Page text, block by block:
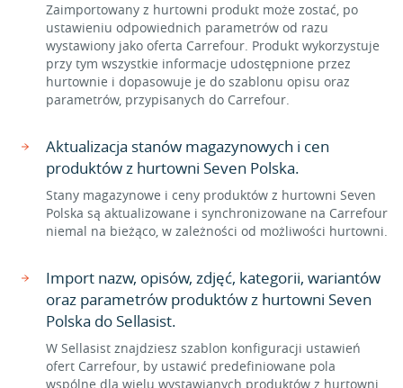
Zaimportowany z hurtowni produkt może zostać, po
ustawieniu odpowiednich parametrów od razu
wystawiony jako oferta Carrefour. Produkt wykorzystuje
przy tym wszystkie informacje udostępnione przez
hurtownie i dopasowuje je do szablonu opisu oraz
parametrów, przypisanych do Carrefour.
Aktualizacja stanów magazynowych i cen
produktów z hurtowni Seven Polska.
Stany magazynowe i ceny produktów z hurtowni Seven
Polska są aktualizowane i synchronizowane na Carrefour
niemal na bieżąco, w zależności od możliwości hurtowni.
Import nazw, opisów, zdjęć, kategorii, wariantów
oraz parametrów produktów z hurtowni Seven
Polska do Sellasist.
W Sellasist znajdziesz szablon konfiguracji ustawień
ofert Carrefour, by ustawić predefiniowane pola
wspólne dla wielu wystawianych produktów z hurtowni